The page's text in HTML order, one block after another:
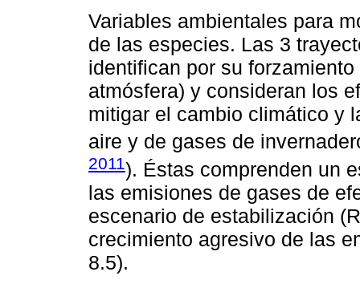
Variables ambientales para
de las especies. Las 3
identifican por su
atmósfera) y consideran los
mitigar el cambio climático y
aire y de gases de
2011). Éstas comprenden un
las emisiones de gases de
escenario de estabilización
crecimiento agresivo de las
8.5).